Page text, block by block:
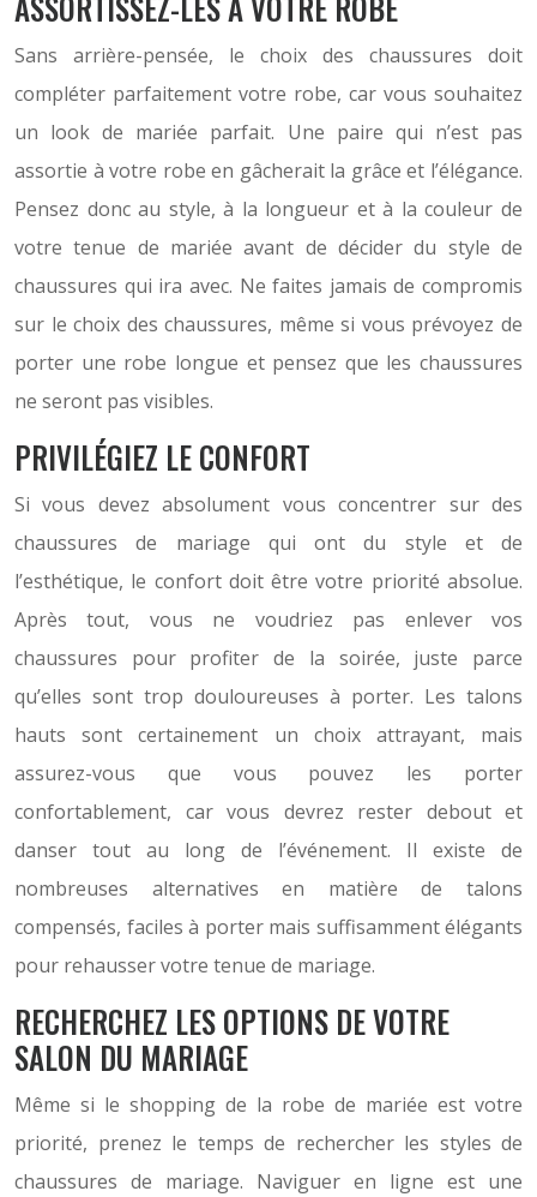
Sans arrière-pensée, le choix des chaussures doit
compléter parfaitement votre robe, car vous souhaitez
un look de mariée parfait. Une paire qui n’est pas
assortie à votre robe en gâcherait la grâce et l’élégance.
Pensez donc au style, à la longueur et à la couleur de
votre tenue de mariée avant de décider du style de
chaussures qui ira avec. Ne faites jamais de compromis
sur le choix des chaussures, même si vous prévoyez de
porter une robe longue et pensez que les chaussures
ne seront pas visibles.
PRIVILÉGIEZ LE CONFORT
Si vous devez absolument vous concentrer sur des
chaussures de mariage qui ont du style et de
l’esthétique, le confort doit être votre priorité absolue.
Après tout, vous ne voudriez pas enlever vos
chaussures pour profiter de la soirée, juste parce
qu’elles sont trop douloureuses à porter. Les talons
hauts sont certainement un choix attrayant, mais
assurez-vous que vous pouvez les porter
confortablement, car vous devrez rester debout et
danser tout au long de l’événement. Il existe de
nombreuses alternatives en matière de talons
compensés, faciles à porter mais suffisamment élégants
pour rehausser votre tenue de mariage.
RECHERCHEZ LES OPTIONS DE VOTRE
SALON DU MARIAGE
Même si le shopping de la robe de mariée est votre
priorité, prenez le temps de rechercher les styles de
chaussures de mariage. Naviguer en ligne est une